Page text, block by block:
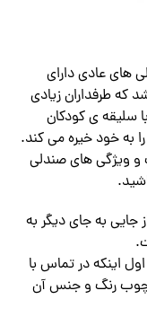
های عادی دارای
طرفداران زیادی
سلیقه ی کودکان
به خود خیره می کند.
ویژگی های صندلی
جایی به جای دیگر به
اینکه در تماس با
چوب رنگ و جنس آن